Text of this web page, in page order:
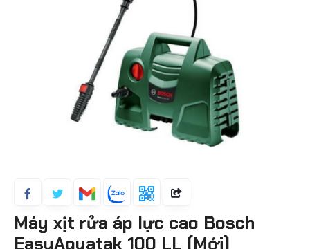
Máy xịt rửa áp lực cao Bosch
EasyAquatak 100 LL (Mới)